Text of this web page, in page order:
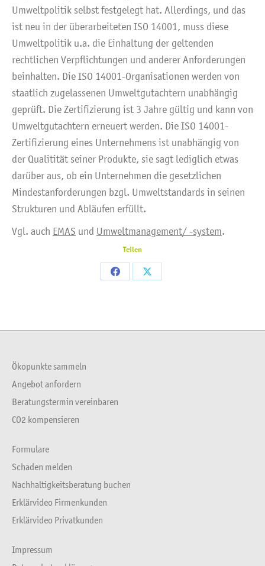
Umweltpolitik selbst festgelegt hat. Allerdings, und das
ist neu in der überarbeiteten ISO 14001, muss diese
Umweltpolitik u.a. die Einhaltung der geltenden
rechtlichen Verpflichtungen und anderer Anforderungen
beinhalten. Die ISO 14001-Organisationen werden von
staatlich zugelassenen Umweltgutachtern unabhängig
geprüft. Die Zertifizierung ist 3 Jahre gültig und kann von
Umweltgutachtern erneuert werden. Die ISO 14001-
Zertifizierung eines Unternehmens ist unabhängig von
der Qualitität seiner Produkte, sie sagt lediglich etwas
darüber aus, ob ein Unternehmen die gesetzlichen
Mindestanforderungen bzgl. Umweltstandards in seinen
Strukturen und Abläufen erfüllt.
Vgl. auch EMAS und Umweltmanagement/ -system.
Teilen
Share
Share
Ökopunkte sammeln
Angebot anfordern
Beratungstermin vereinbaren
CO2 kompensieren
Formulare
Schaden melden
Nachhaltigkeitsberatung buchen
Erklärvideo Firmenkunden
Erklärvideo Privatkunden
Impressum